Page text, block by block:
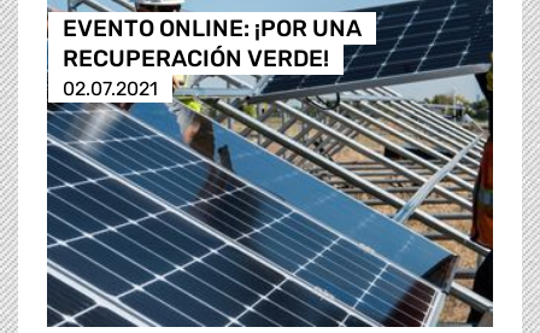
EVENTO ONLINE: ¡POR UNA
RECUPERACIÓN VERDE!
02.07.2021